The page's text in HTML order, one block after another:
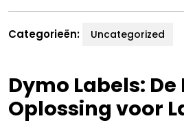
Categorieën: Uncategorized
Dymo Labels:
Oplossing voor